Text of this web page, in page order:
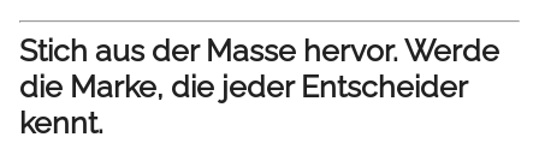
Stich aus der Masse hervor. Werde
die Marke, die jeder Entscheider
kennt.